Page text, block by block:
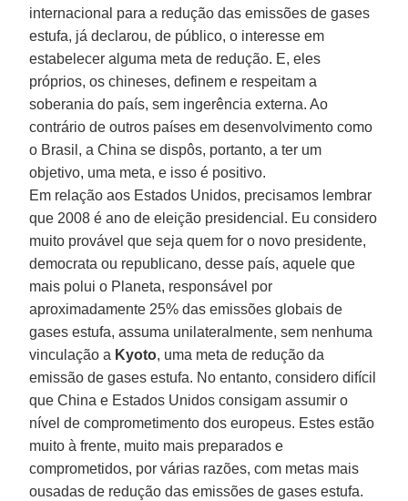
internacional para a redução das emissões de gases
estufa, já declarou, de público, o interesse em
estabelecer alguma meta de redução. E, eles
próprios, os chineses, definem e respeitam a
soberania do país, sem ingerência externa. Ao
contrário de outros países em desenvolvimento como
o Brasil, a China se dispôs, portanto, a ter um
objetivo, uma meta, e isso é positivo.
Em relação aos Estados Unidos, precisamos lembrar
que 2008 é ano de eleição presidencial. Eu considero
muito provável que seja quem for o novo presidente,
democrata ou republicano, desse país, aquele que
mais polui o Planeta, responsável por
aproximadamente 25% das emissões globais de
gases estufa, assuma unilateralmente, sem nenhuma
vinculação a Kyoto, uma meta de redução da
emissão de gases estufa. No entanto, considero difícil
que China e Estados Unidos consigam assumir o
nível de comprometimento dos europeus. Estes estão
muito à frente, muito mais preparados e
comprometidos, por várias razões, com metas mais
ousadas de redução das emissões de gases estufa.